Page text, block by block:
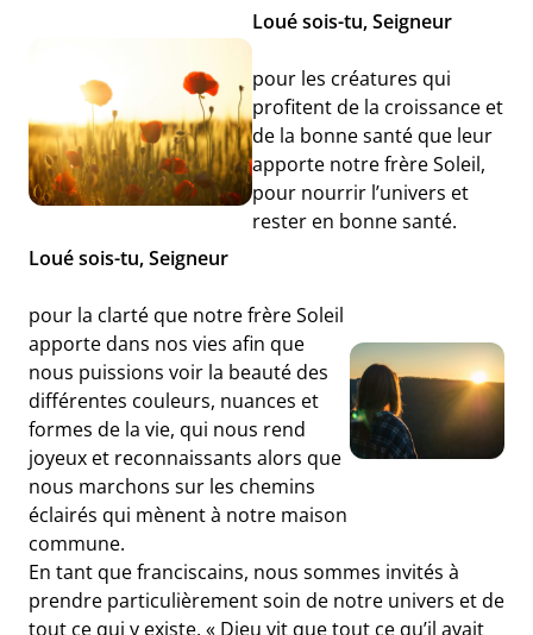
Loué sois-tu, Seigneur
pour les créatures qui
profitent de la croissance et
de la bonne santé que leur
apporte notre frère Soleil,
pour nourrir l’univers et
rester en bonne santé.
Loué sois-tu, Seigneur
pour la clarté que notre frère Soleil
apporte dans nos vies afin que
nous puissions voir la beauté des
différentes couleurs, nuances et
formes de la vie, qui nous rend
joyeux et reconnaissants alors que
nous marchons sur les chemins
éclairés qui mènent à notre maison
commune.
En tant que franciscains, nous sommes invités à
prendre particulièrement soin de notre univers et de
tout ce qui y existe. « Dieu vit que tout ce qu’il avait